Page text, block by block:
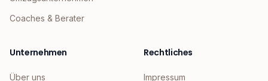
Coaches & Berater
Unternehmen
Über uns
Rechtliches
Impressum